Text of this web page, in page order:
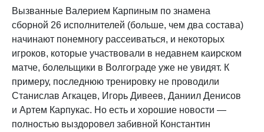
Вызванные Валерием Карпиным по знамена
сборной 26 исполнителей (больше, чем два состава)
начинают понемногу рассеиваться, и некоторых
игроков, которые участвовали в недавнем каирском
матче, болельщики в Волгограде уже не увидят. К
примеру, последнюю тренировку не проводили
Станислав Агкацев, Игорь Дивеев, Даниил Денисов
и Артем Карпукас. Но есть и хорошие новости —
полностью выздоровел забивной Константин